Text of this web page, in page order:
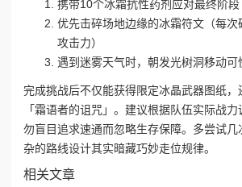
携带10个冰霜抗性药剂应对最终阶段
优先击碎场地边缘的冰霜符文（每次
攻击力）
遇到迷雾天气时，朝发光树洞移动可
完成挑战后不仅能获得限定冰晶武器图纸，
「霜语者的诅咒」。建议根据队伍实际战
勿盲目追求速通而忽略生存保障。多尝试几
杂的路线设计其实暗藏巧妙走位规律。
相关文章